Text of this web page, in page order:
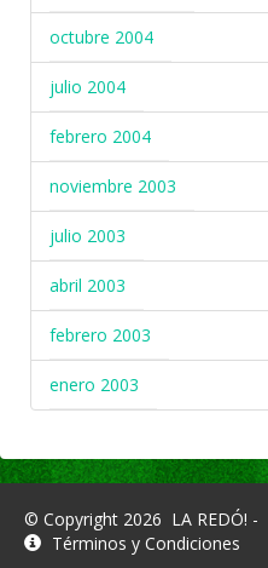
octubre 2004
julio 2004
febrero 2004
noviembre 2003
julio 2003
abril 2003
febrero 2003
enero 2003
© Copyright 2026 LA REDÓ! -
Términos y Condiciones